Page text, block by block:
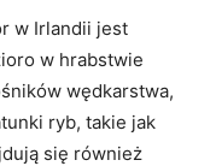
w Irlandii jest
w‍ hrabstwie
wędkarstwa,
ryb, takie jak
się również